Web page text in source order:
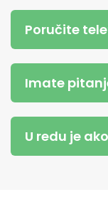
Poručite
Imate
U redu je